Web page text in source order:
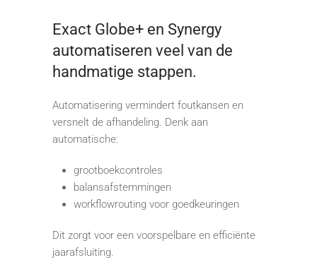
Exact Globe+ en Synergy
automatiseren veel van de
handmatige stappen.
Automatisering vermindert foutkansen en
versnelt de afhandeling. Denk aan
automatische:
grootboekcontroles
balansafstemmingen
workflowrouting voor goedkeuringen
Dit zorgt voor een voorspelbare en efficiënte
jaarafsluiting.